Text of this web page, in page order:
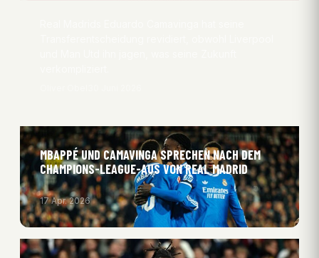
MBAPPÉ UND CAMAVINGA SPRECHEN NACH DEM
CHAMPIONS-LEAGUE-AUS VON REAL MADRID
17 Apr. 2026